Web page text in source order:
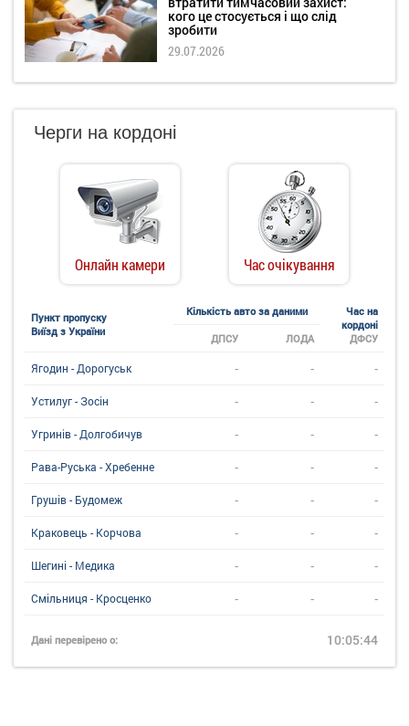
кого це стосується і що слід
зробити
29.07.2026
Черги на кордоні
Онлайн камери Час очікування
Пункт пропуску
Виїзд з України
Кількість авто за даними
Час на
кордоні
ДФСУ
ДПСУ ЛОДА
Ягодин - Дорогуськ - - -
Устилуг - Зосін - - -
Угринiв - Долгобичув - - -
Рава-Руська - Хребенне - - -
Грушів - Будомеж - - -
Краковець - Корчова - - -
Шегині - Медика - - -
Смільниця - Кросценко - - -
Дані перевірено о: 10:05:44